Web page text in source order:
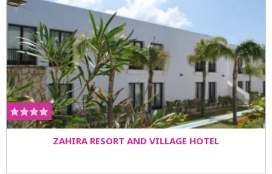
ZAHIRA RESORT AND VILLAGE HOTEL